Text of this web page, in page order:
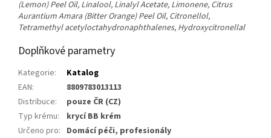
(Lemon) Peel Oil, Linalool, Linalyl Acetate, Limonene, Citrus
Aurantium Amara (Bitter Orange) Peel Oil, Citronellol,
Tetramethyl acetyloctahydronaphthalenes, Hydroxycitronellal
Doplňkové parametry
Kategorie:
Katalog
EAN:
8809783013113
Distribuce:
pouze ČR (CZ)
Typ krému:
krycí BB krém
Určeno pro: Domácí péči, profesionály